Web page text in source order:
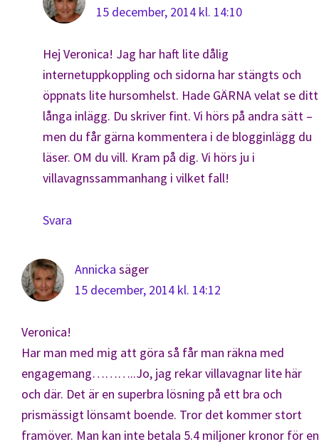
15 december, 2014 kl. 14:10
Hej Veronica! Jag har haft lite dålig
internetuppkoppling och sidorna har stängts och
öppnats lite hursomhelst. Hade GÄRNA velat se ditt
långa inlägg. Du skriver fint. Vi hörs på andra sätt –
men du får gärna kommentera i de blogginlägg du
läser. OM du vill. Kram på dig. Vi hörs ju i
villavagnssammanhang i vilket fall!
Svara
Annicka säger
15 december, 2014 kl. 14:12
Veronica!
Har man med mig att göra så får man räkna med
engagemang………..Jo, jag rekar villavagnar lite här
och där. Det är en superbra lösning på ett bra och
prismässigt lönsamt boende. Tror det kommer stort
framöver. Man kan inte betala 5.4 miljoner kronor för en